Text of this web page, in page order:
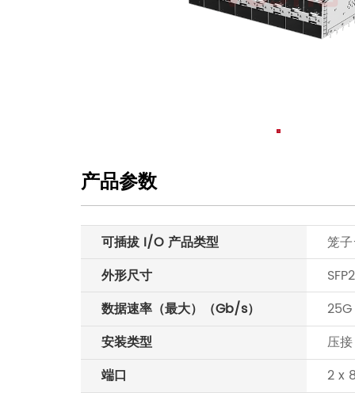
产品参数
可插拔 I/O 产品类型
笼
外形尺寸
数据速率（最大）（Gb/s）
25G
安装类型
压接
端口
2 x